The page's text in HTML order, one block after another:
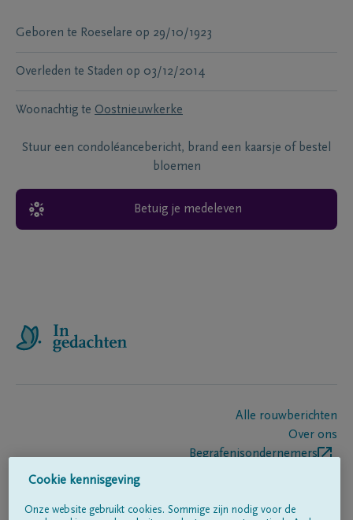
Geboren te Roeselare op 29/10/1923
Overleden te Staden op 03/12/2014
Woonachtig te Oostnieuwkerke
Stuur een condoléancebericht, brand een kaarsje of bestel
bloemen
Betuig je medeleven
Alle rouwberichten
Over ons
Begrafenisondernemers
Cookie kennisgeving
Onze website gebruikt cookies. Sommige zijn nodig voor de